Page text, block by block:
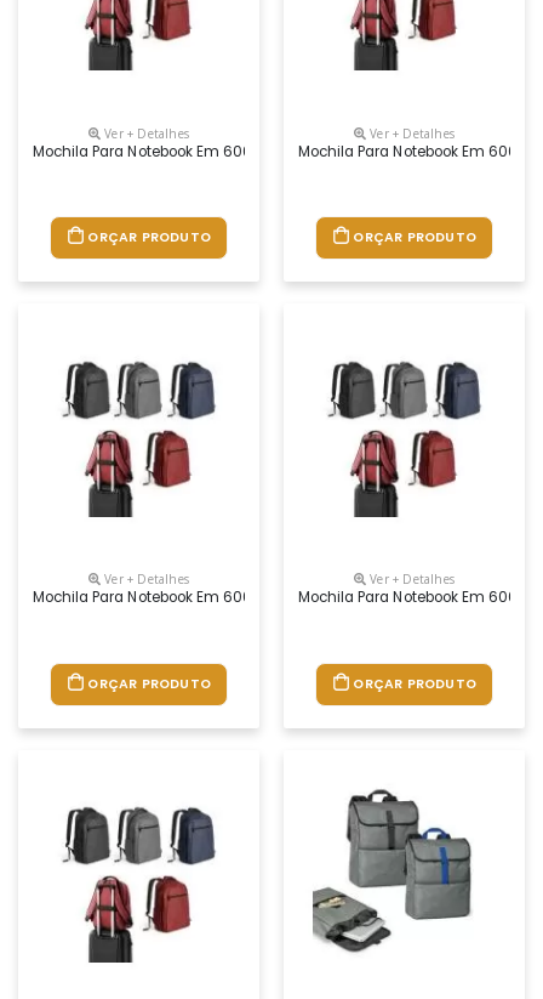
Ver + Detalhes
Mochila Para Notebook Em 600d De Alta Densidade Com
ORÇAR PRODUTO
Ver + Detalhes
Mochila Para Notebook Em 600d
ORÇAR PRODUTO
Ver + Detalhes
Mochila Para Notebook Em 600d De Alta Densidade Com
ORÇAR PRODUTO
Ver + Detalhes
Mochila Para Notebook Em 600d
ORÇAR PRODUTO